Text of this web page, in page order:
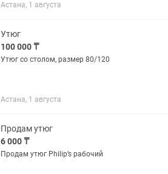
Астана, 1 августа
Утюг
100 000 ₸
Утюг со столом, размер 80/120
Астана, 1 августа
Продам утюг
6 000 ₸
Продам утюг Philip’s рабочий